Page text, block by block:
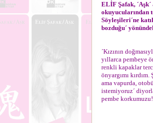
ELİF Şafak, ´Aşk´
okuyucularından
Söyleşileri´ne
bozduğu´
´Kızının
yıllarca pembeye
renkli kapaklar
önyargımı
ama vapurda,
istemiyoruz´
pembe